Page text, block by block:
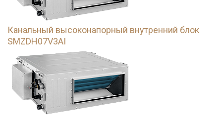
Канальный высоконапорный внутренний блок
SMZDH07V3AI